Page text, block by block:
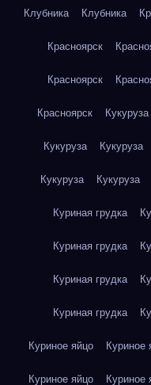
Клубника Клубника
Красноярск
Красноярск
Красноярск Кукуруза
Кукуруза Кукуруза
Кукуруза Кукуруза
Куриная грудка
Куриная грудка
Куриная грудка
Куриная грудка
Куриное яйцо Куриное
Куриное яйцо Куриное